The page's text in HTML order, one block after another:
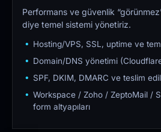
Performans ve güvenlik
diye temel sistemi yönetiriz.
Hosting/VPS, SSL, uptime ve
Domain/DNS yönetimi
SPF, DKIM, DMARC ve teslim
Workspace / Zoho / ZeptoMail /
form altyapıları